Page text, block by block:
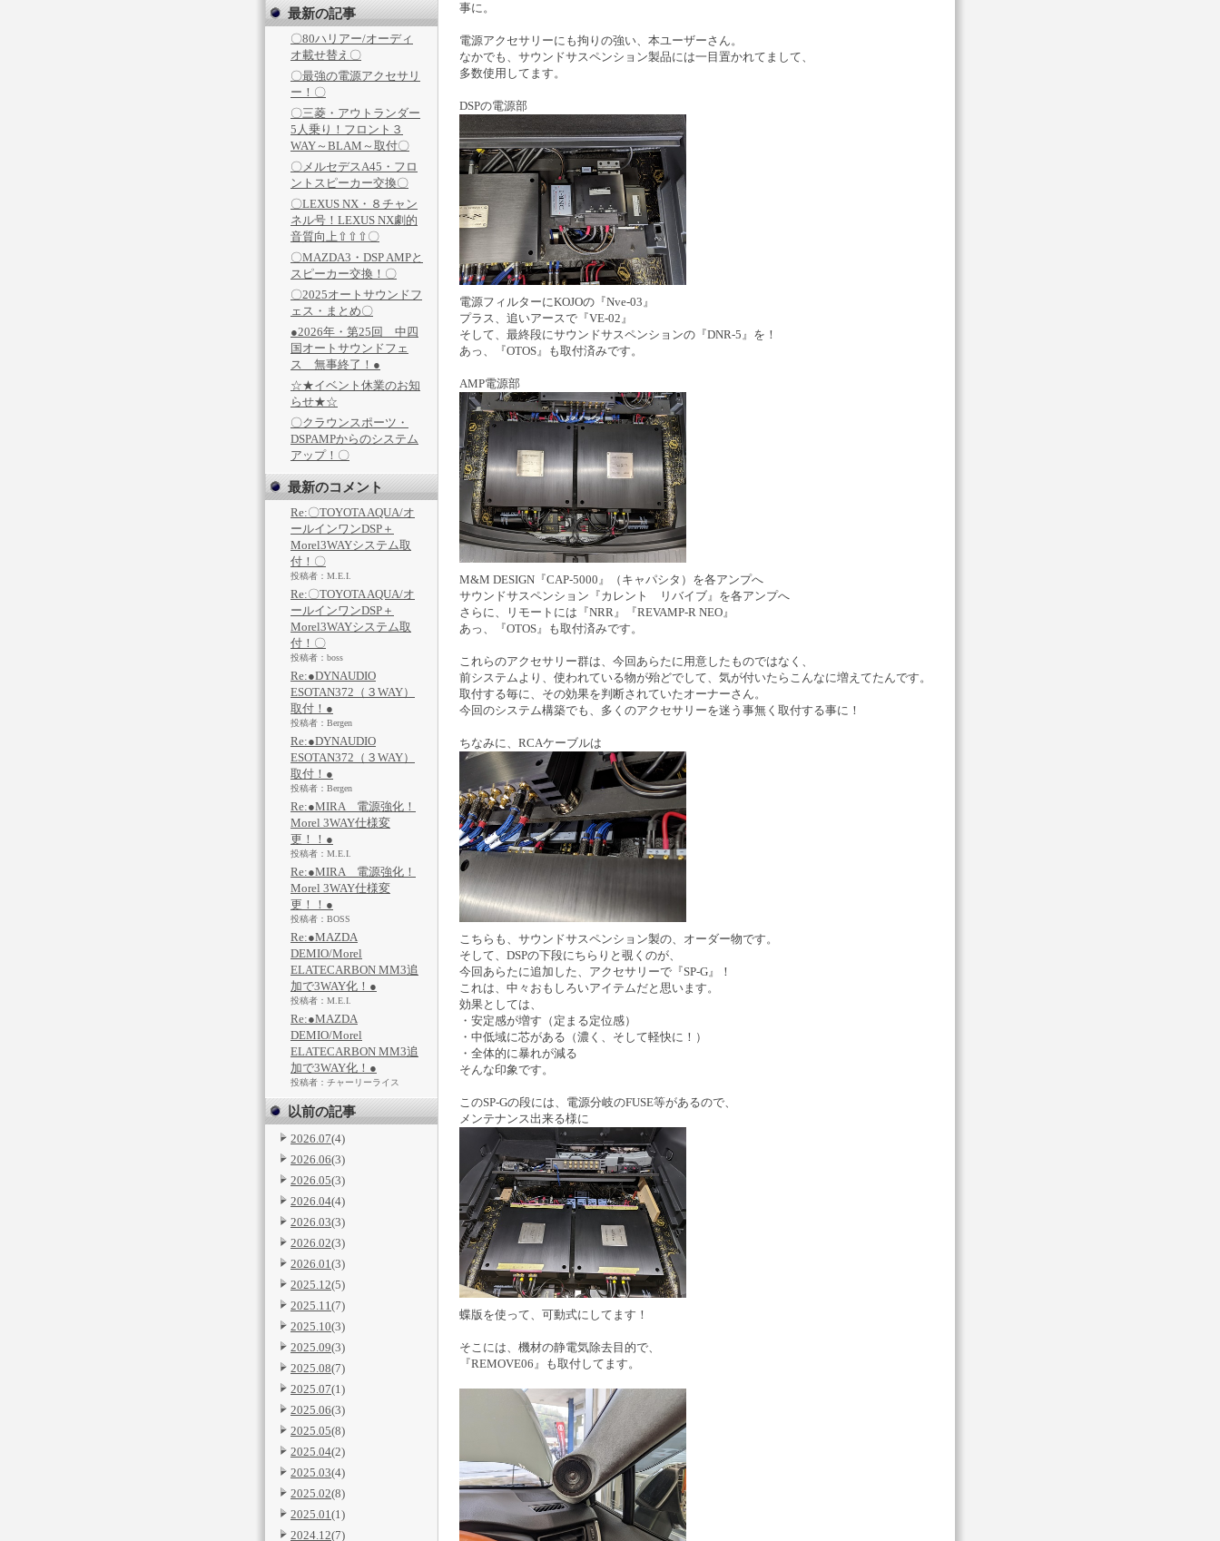
最新の記事
〇80ハリアー/オーディ
オ載せ替え〇
〇最強の電源アクセサリ
ー！〇
〇三菱・アウトランダー
5人乗り！フロント３
WAY～BLAM～取付〇
〇メルセデスA45・フロ
ントスピーカー交換〇
〇LEXUS NX・８チャン
ネル号！LEXUS NX劇的
音質向上⇧⇧⇧〇
〇MAZDA3・DSP AMPと
スピーカー交換！〇
〇2025オートサウンドフ
ェス・まとめ〇
●2026年・第25回 中四
国オートサウンドフェ
ス 無事終了！●
☆★イベント休業のお知
らせ★☆
〇クラウンスポーツ・
DSPAMPからのシステム
アップ！〇
最新のコメント
Re:〇TOYOTA AQUA/オ
ールインワンDSP＋
Morel3WAYシステム取
付！〇
投稿者：M.E.I.
Re:〇TOYOTA AQUA/オ
ールインワンDSP＋
Morel3WAYシステム取
付！〇
投稿者：boss
Re:●DYNAUDIO
ESOTAN372（３WAY）
取付！●
投稿者：Bergen
Re:●DYNAUDIO
ESOTAN372（３WAY）
取付！●
投稿者：Bergen
Re:●MIRA 電源強化！
Morel 3WAY仕様変
更！！●
投稿者：M.E.I.
Re:●MIRA 電源強化！
Morel 3WAY仕様変
更！！●
投稿者：BOSS
Re:●MAZDA
DEMIO/Morel
ELATECARBON MM3追
加で3WAY化！●
投稿者：M.E.I.
Re:●MAZDA
DEMIO/Morel
ELATECARBON MM3追
加で3WAY化！●
投稿者：チャーリーライス
以前の記事
2026.07(4)
2026.06(3)
2026.05(3)
2026.04(4)
2026.03(3)
2026.02(3)
2026.01(3)
2025.12(5)
2025.11(7)
2025.10(3)
2025.09(3)
2025.08(7)
2025.07(1)
2025.06(3)
2025.05(8)
2025.04(2)
2025.03(4)
2025.02(8)
2025.01(1)
2024.12(7)
事に。
電源アクセサリーにも拘りの強い、本ユーザーさん。
なかでも、サウンドサスペンション製品には一目置かれてまして、
多数使用してます。
DSPの電源部
電源フィルターにKOJOの『Nve-03』
プラス、追いアースで『VE-02』
そして、最終段にサウンドサスペンションの『DNR-5』を！
あっ、『OTOS』も取付済みです。
AMP電源部
M&M DESIGN『CAP-5000』（キャパシタ）を各アンプへ
サウンドサスペンション『カレント リバイブ』を各アンプへ
さらに、リモートには『NRR』『REVAMP-R NEO』
あっ、『OTOS』も取付済みです。
これらのアクセサリー群は、今回あらたに用意したものではなく、
前システムより、使われている物が殆どでして、気が付いたらこんなに増えてたんです。
取付する毎に、その効果を判断されていたオーナーさん。
今回のシステム構築でも、多くのアクセサリーを迷う事無く取付する事に！
ちなみに、RCAケーブルは
こちらも、サウンドサスペンション製の、オーダー物です。
そして、DSPの下段にちらりと覗くのが、
今回あらたに追加した、アクセサリーで『SP-G』！
これは、中々おもしろいアイテムだと思います。
効果としては、
・安定感が増す（定まる定位感）
・中低域に芯がある（濃く、そして軽快に！）
・全体的に暴れが減る
そんな印象です。
このSP-Gの段には、電源分岐のFUSE等があるので、
メンテナンス出来る様に
蝶版を使って、可動式にしてます！
そこには、機材の静電気除去目的で、
『REMOVE06』も取付してます。